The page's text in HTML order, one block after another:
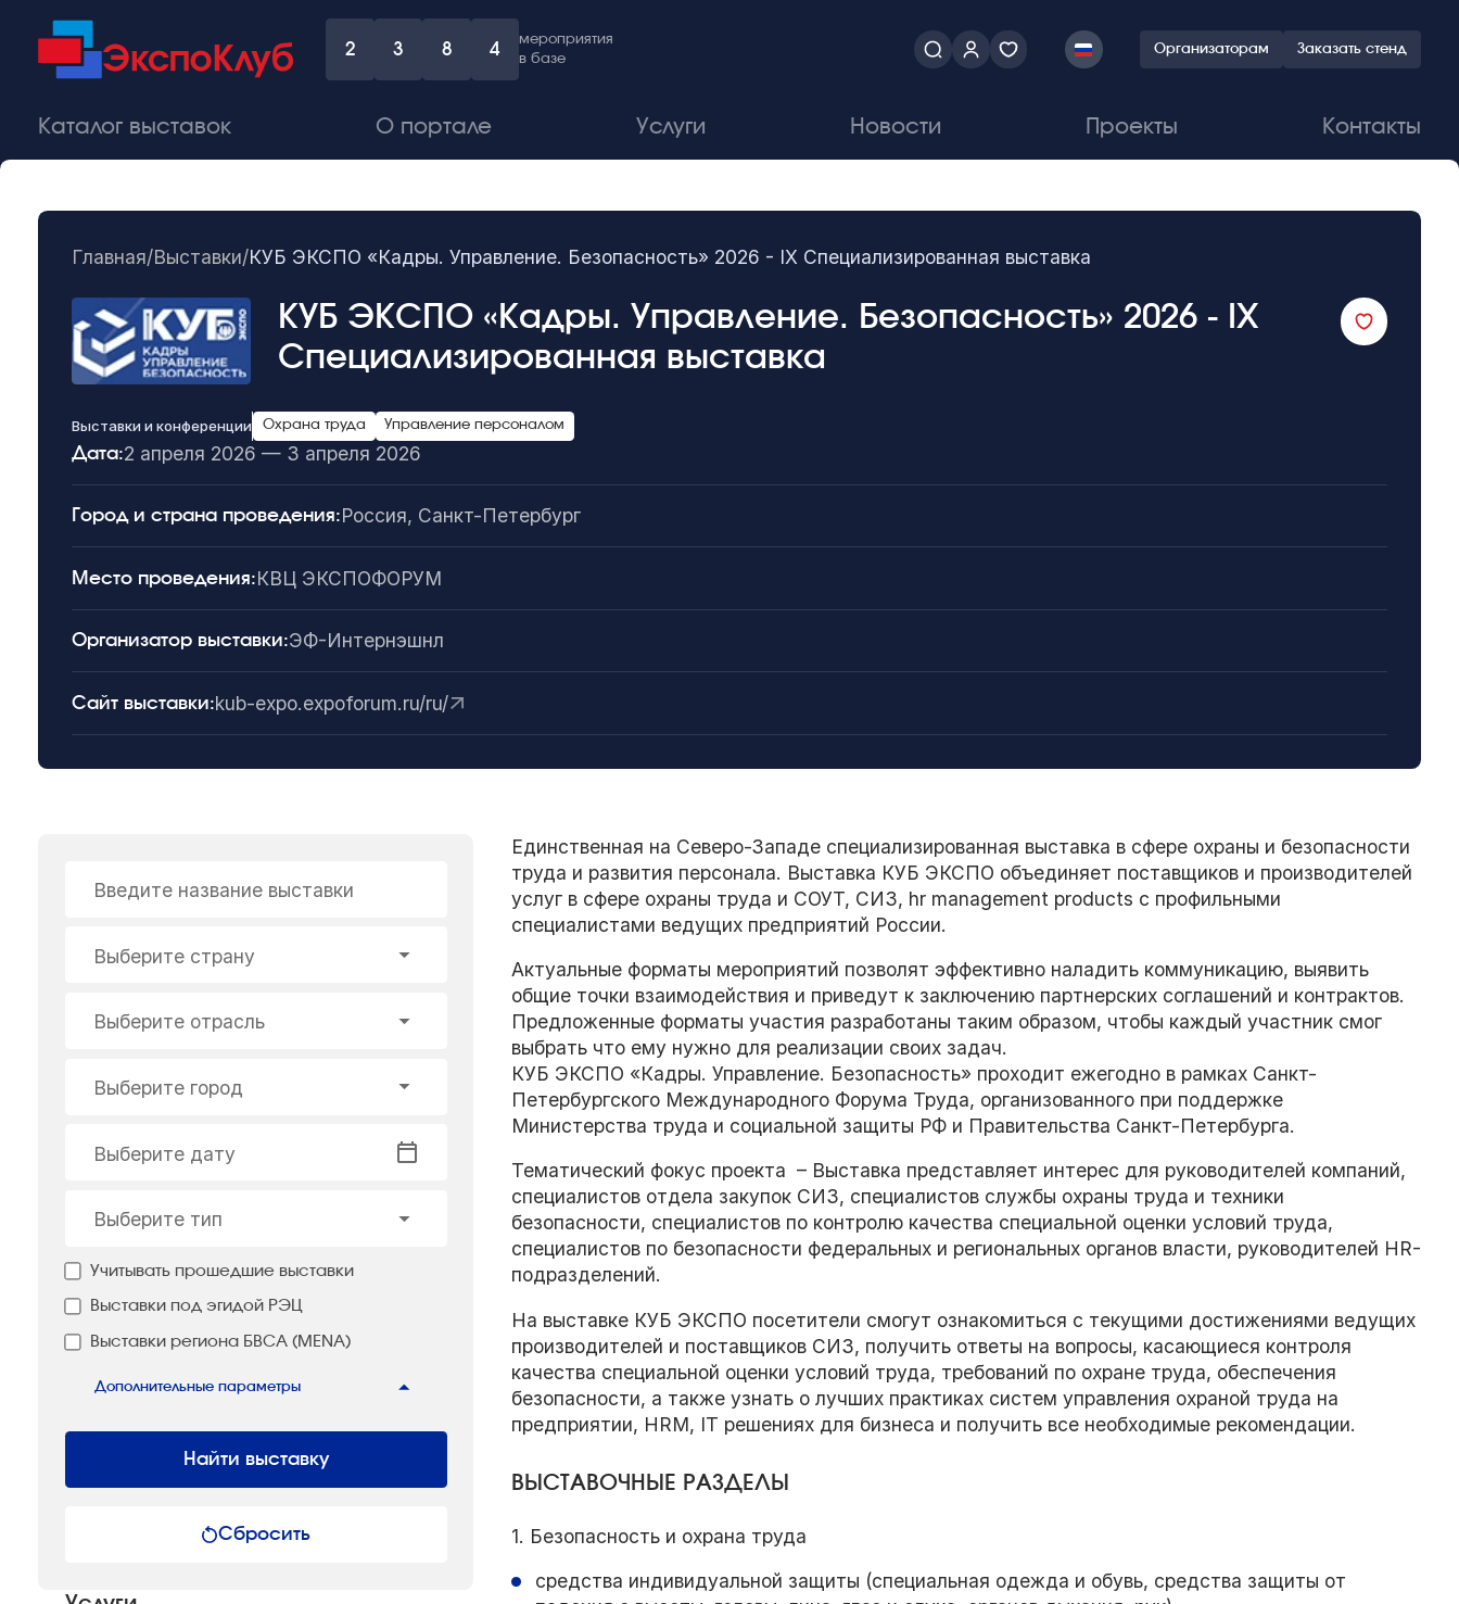
2 3 8 4
мероприятия
в базе
Организаторам Заказать стенд
Каталог выставок О портале Услуги Новости Проекты Контакты
Главная/Выставки/КУБ ЭКСПО «Кадры. Управление. Безопасность» 2026 - IX Специализированная выставка
КУБ ЭКСПО «Кадры. Управление. Безопасность» 2026 - IX
Специализированная выставка
Выставки и конференции Охрана труда Управление персоналом
Дата:2 апреля 2026 — 3 апреля 2026
Город и страна проведения:Россия, Санкт-Петербург
Место проведения:КВЦ ЭКСПОФОРУМ
Организатор выставки:ЭФ-Интернэшнл
Сайт выставки:kub-expo.expoforum.ru/ru/
Введите название выставки
Выберите страну
Выберите отрасль
Выберите город
Выберите дату
Выберите тип
Учитывать прошедшие выставки
Выставки под эгидой РЭЦ
Выставки региона БВСА (MENA)
Дополнительные параметры
Найти выставку
Сбросить
Единственная на Северо-Западе специализированная выставка в сфере охраны и безопасности
труда и развития персонала. Выставка КУБ ЭКСПО объединяет поставщиков и производителей
услуг в сфере охраны труда и СОУТ, СИЗ, hr management products с профильными
специалистами ведущих предприятий России.
Актуальные форматы мероприятий позволят эффективно наладить коммуникацию, выявить
общие точки взаимодействия и приведут к заключению партнерских соглашений и контрактов.
Предложенные форматы участия разработаны таким образом, чтобы каждый участник смог
выбрать что ему нужно для реализации своих задач.
КУБ ЭКСПО «Кадры. Управление. Безопасность» проходит ежегодно в рамках Санкт-
Петербургского Международного Форума Труда, организованного при поддержке
Министерства труда и социальной защиты РФ и Правительства Санкт-Петербурга.
Тематический фокус проекта – Выставка представляет интерес для руководителей компаний,
специалистов отдела закупок СИЗ, специалистов службы охраны труда и техники
безопасности, специалистов по контролю качества специальной оценки условий труда,
специалистов по безопасности федеральных и региональных органов власти, руководителей HR-
подразделений.
На выставке КУБ ЭКСПО посетители смогут ознакомиться с текущими достижениями ведущих
производителей и поставщиков СИЗ, получить ответы на вопросы, касающиеся контроля
качества специальной оценки условий труда, требований по охране труда, обеспечения
безопасности, а также узнать о лучших практиках систем управления охраной труда на
предприятии, HRM, IT решениях для бизнеса и получить все необходимые рекомендации.
ВЫСТАВОЧНЫЕ РАЗДЕЛЫ
1. Безопасность и охрана труда
средства индивидуальной защиты (специальная одежда и обувь, средства защиты от